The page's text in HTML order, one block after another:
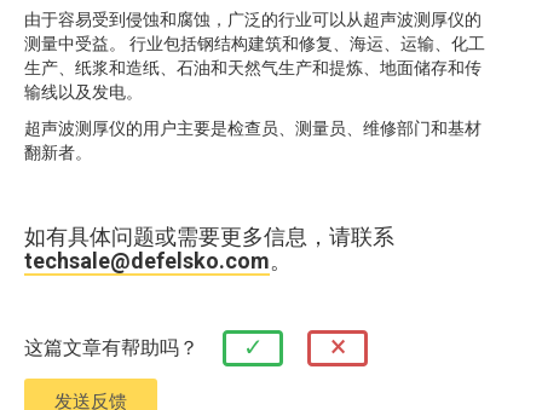
由于容易受到侵蚀和腐蚀，广泛的行业可以从超声波测厚仪的
测量中受益。 行业包括钢结构建筑和修复、海运、运输、化工
生产、纸浆和造纸、石油和天然气生产和提炼、地面储存和传
输线以及发电。
超声波测厚仪的用户主要是检查员、测量员、维修部门和基材
翻新者。
如有具体问题或需要更多信息，请联系
techsale@defelsko.com。
这篇文章有帮助吗？ ✓ ×